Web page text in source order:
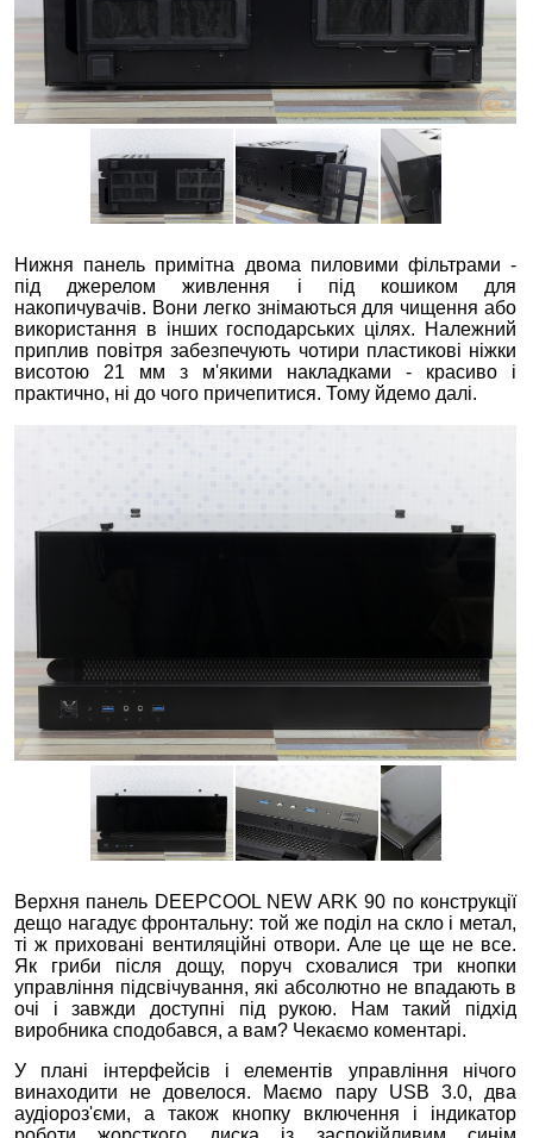
Нижня панель примітна двома пиловими фільтрами -
під джерелом живлення і під кошиком для
накопичувачів. Вони легко знімаються для чищення або
використання в інших господарських цілях. Належний
приплив повітря забезпечують чотири пластикові ніжки
висотою 21 мм з м'якими накладками - красиво і
практично, ні до чого причепитися. Тому йдемо далі.
Верхня панель DEEPCOOL NEW ARK 90 по конструкції
дещо нагадує фронтальну: той же поділ на скло і метал,
ті ж приховані вентиляційні отвори. Але це ще не все.
Як гриби після дощу, поруч сховалися три кнопки
управління підсвічування, які абсолютно не впадають в
очі і завжди доступні під рукою. Нам такий підхід
виробника сподобався, а вам? Чекаємо коментарі.
У плані інтерфейсів і елементів управління нічого
винаходити не довелося. Маємо пару USB 3.0, два
аудіороз'єми, а також кнопку включення і індикатор